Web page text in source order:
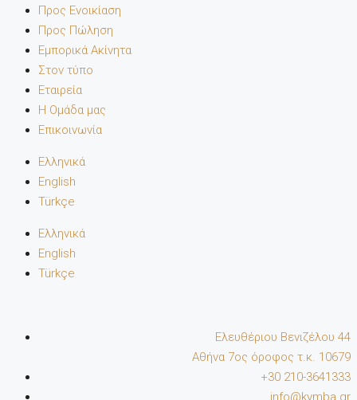
Προς Ενοικίαση
Προς Πώληση
Εμπορικά Ακίνητα
Στον τύπο
Εταιρεία
Η Ομάδα μας
Επικοινωνία
Ελληνικά
English
Türkçe
Ελληνικά
English
Türkçe
Ελευθέριου Βενιζέλου 44
Αθήνα 7oς όροφος τ.κ. 10679
+30 210-3641333
info@kymba.gr